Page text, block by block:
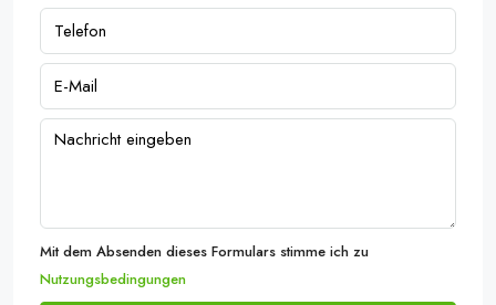
Mit dem Absenden dieses Formulars stimme ich zu
Nutzungsbedingungen